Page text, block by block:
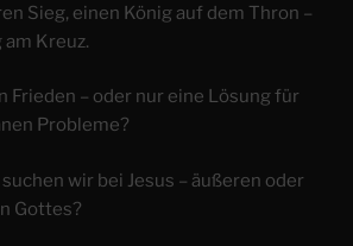
Sieg, einen König auf dem Thron –
Kreuz.
Frieden – oder nur eine Lösung für
Probleme?
wir bei Jesus – äußeren oder
Gottes?